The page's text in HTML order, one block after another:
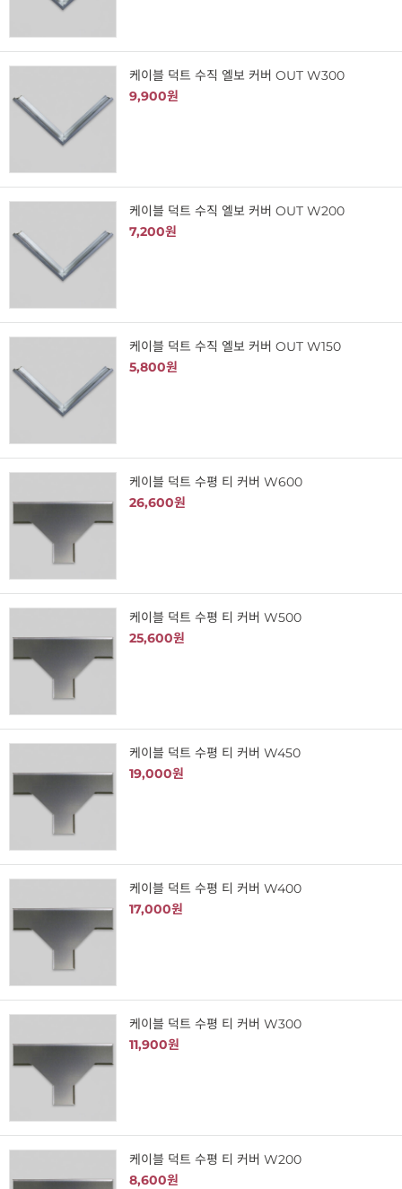
케이블 덕트 수직 엘보 커버 OUT W300
9,900원
케이블 덕트 수직 엘보 커버 OUT W200
7,200원
케이블 덕트 수직 엘보 커버 OUT W150
5,800원
케이블 덕트 수평 티 커버 W600
26,600원
케이블 덕트 수평 티 커버 W500
25,600원
케이블 덕트 수평 티 커버 W450
19,000원
케이블 덕트 수평 티 커버 W400
17,000원
케이블 덕트 수평 티 커버 W300
11,900원
케이블 덕트 수평 티 커버 W200
8,600원